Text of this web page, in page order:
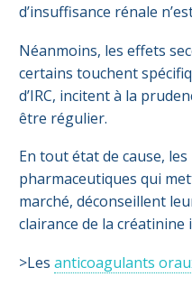
d’insuffisance rénale
Néanmoins, les effets
certains touchent
d’IRC, incitent à la
être régulier.
En tout état de cause,
pharmaceutiques qui
marché, déconseillent
clairance de la
>Les anticoagulants